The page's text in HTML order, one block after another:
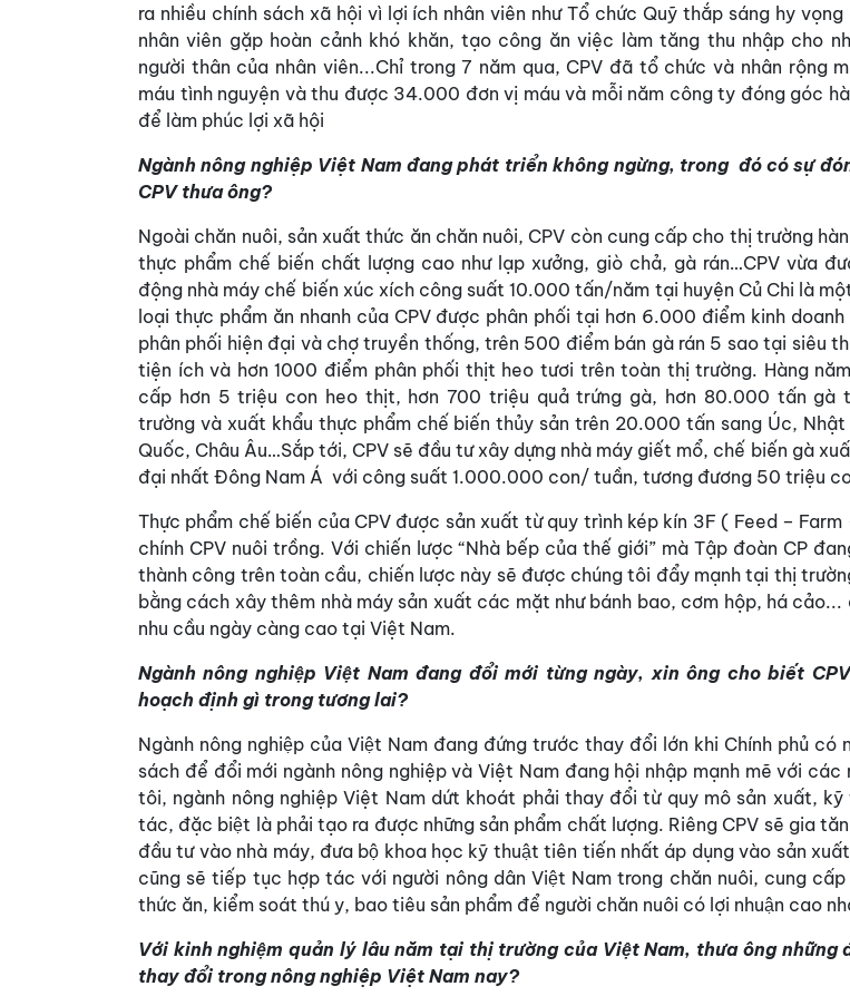
ra nhiều chính sách xã hội vì lợi ích nhân viên như Tổ chức Quỹ thắp sáng hy
nhân viên gặp hoàn cảnh khó khăn, tạo công ăn việc làm tăng thu nhập cho
người thân của nhân viên...Chỉ trong 7 năm qua, CPV đã tổ chức và nhân rộng
máu tình nguyện và thu được 34.000 đơn vị máu và mỗi năm công ty đóng góc
để làm phúc lợi xã hội
Ngành nông nghiệp Việt Nam đang phát triển không ngừng, trong đó có sự
CPV thưa ông?
Ngoài chăn nuôi, sản xuất thức ăn chăn nuôi, CPV còn cung cấp cho thị trường
thực phẩm chế biến chất lượng cao như lạp xưởng, giò chả, gà rán…CPV vừa
động nhà máy chế biến xúc xích công suất 10.000 tấn/năm tại huyện Củ Chi là
loại thực phẩm ăn nhanh của CPV được phân phối tại hơn 6.000 điểm kinh
phân phối hiện đại và chợ truyền thống, trên 500 điểm bán gà rán 5 sao tại siêu
tiện ích và hơn 1000 điểm phân phối thịt heo tươi trên toàn thị trường. Hàng
cấp hơn 5 triệu con heo thịt, hơn 700 triệu quả trứng gà, hơn 80.000 tấn gà
trường và xuất khẩu thực phẩm chế biến thủy sản trên 20.000 tấn sang Úc, Nhật
Quốc, Châu Âu…Sắp tới, CPV sẽ đầu tư xây dựng nhà máy giết mổ, chế biến gà
đại nhất Đông Nam Á với công suất 1.000.000 con/ tuần, tương đương 50 triệu
Thực phẩm chế biến của CPV được sản xuất từ quy trình kép kín 3F ( Feed –
chính CPV nuôi trồng. Với chiến lược “Nhà bếp của thế giới” mà Tập đoàn CP
thành công trên toàn cầu, chiến lược này sẽ được chúng tôi đẩy mạnh tại thị
bằng cách xây thêm nhà máy sản xuất các mặt như bánh bao, cơm hộp, há cảo...
nhu cầu ngày càng cao tại Việt Nam.
Ngành nông nghiệp Việt Nam đang đổi mới từng ngày, xin ông cho biết
hoạch định gì trong tương lai?
Ngành nông nghiệp của Việt Nam đang đứng trước thay đổi lớn khi Chính phủ có
sách để đổi mới ngành nông nghiệp và Việt Nam đang hội nhập mạnh mẽ với các
tôi, ngành nông nghiệp Việt Nam dứt khoát phải thay đổi từ quy mô sản xuất, kỹ
tác, đặc biệt là phải tạo ra được những sản phẩm chất lượng. Riêng CPV sẽ gia
đầu tư vào nhà máy, đưa bộ khoa học kỹ thuật tiên tiến nhất áp dụng vào sản
cũng sẽ tiếp tục hợp tác với người nông dân Việt Nam trong chăn nuôi, cung
thức ăn, kiểm soát thú y, bao tiêu sản phẩm để người chăn nuôi có lợi nhuận cao
Với kinh nghiệm quản lý lâu năm tại thị trường của Việt Nam, thưa ông những
thay đổi trong nông nghiệp Việt Nam nay?